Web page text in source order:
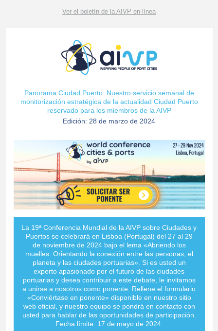
Ver el boletín de la AIVP en línea
Panorama Ciudad Puerto: Nuestro servicio semanal de
monitorización estratégica de la actualidad Ciudad Puerto
reservado para los miembros de la AIVP
Edición: 28 de marzo de 2024
La 19ª Conferencia Mundial de la AIVP sobre Ciudades y
Puertos se celebrará en Lisboa (Portugal) del 27 al 29
de noviembre de 2024 bajo el lema «Abriendo los
muelles: Orientando la conexión entre las personas, el
planeta y las ciudades portuarias». Si es usted un
experto apasionado por el futuro de las ciudades
portuarias y desea contribuir a este debate, le invitamos
a unirse a nosotros como ponente. Rellene el formulario
«Conviértase en ponente» disponible en nuestro sitio
web oficial, y nuestro equipo se pondrá en contacto con
usted para hablar de las oportunidades de participación.
Fecha límite: 17 de mayo de 2024.